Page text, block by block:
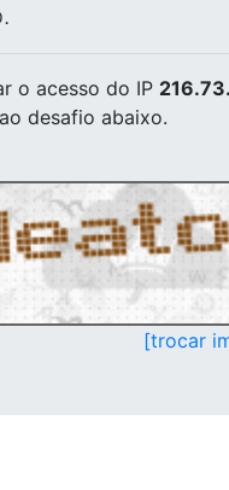
o acesso do IP
desafio abaixo.
[trocar